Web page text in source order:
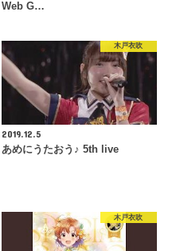
Web G…
木戸衣吹
2019.12.5
あめにうたおう♪ 5th live
木戸衣吹